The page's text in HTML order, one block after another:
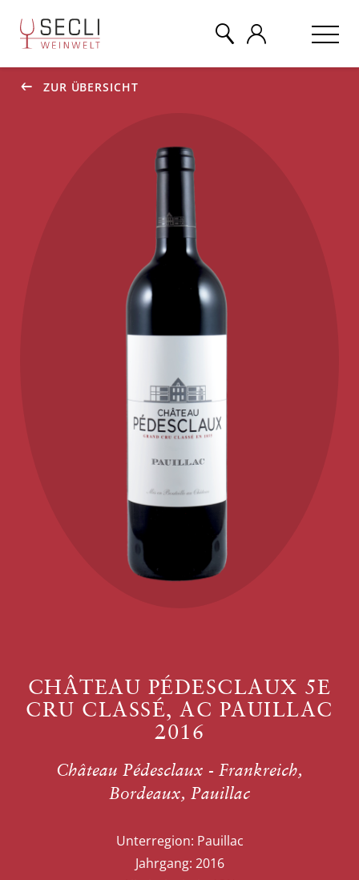
ZUR ÜBERSICHT
CHÂTEAU PÉDESCLAUX 5E
CRU CLASSÉ, AC PAUILLAC
2016
Château Pédesclaux - Frankreich,
Bordeaux, Pauillac
Unterregion: Pauillac
Jahrgang: 2016